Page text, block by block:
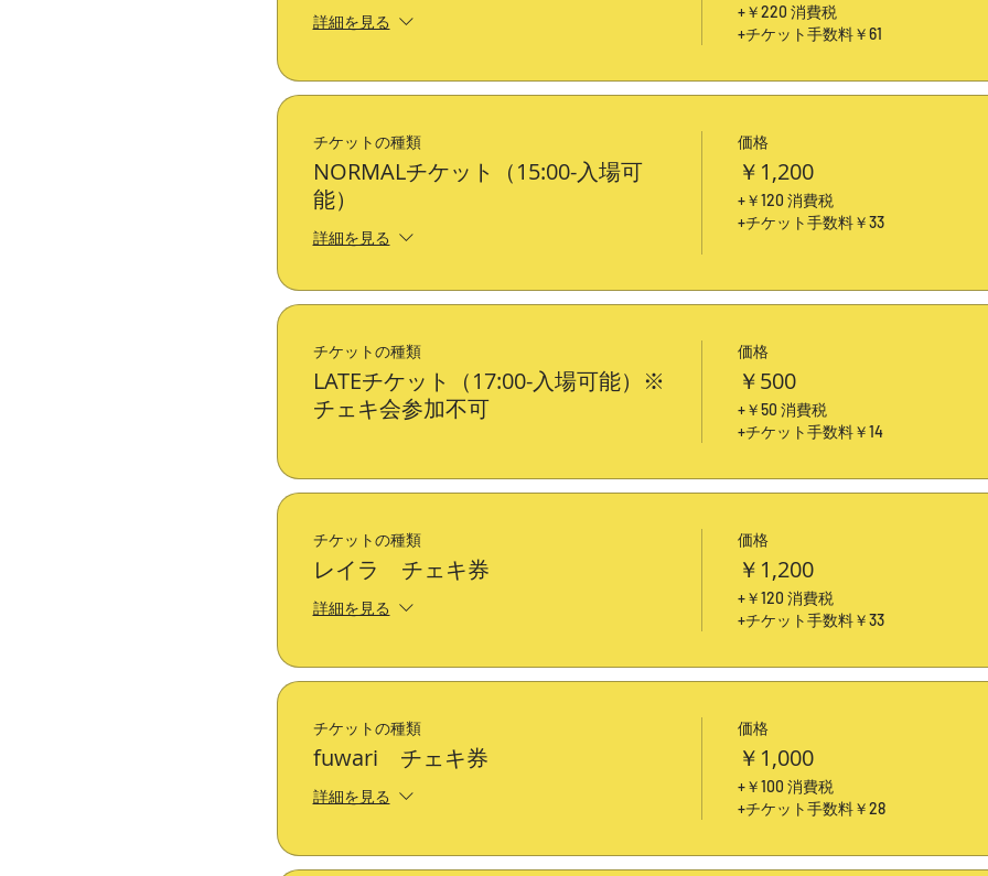
詳細を見る
+￥220 消費税
+チケット手数料￥61
チケットの種類
NORMALチケット（15:00-入場可
能）
詳細を見る
価格
￥1,200
+￥120 消費税
+チケット手数料￥33
チケットの種類
LATEチケット（17:00-入場可能）※
チェキ会参加不可
価格
￥500
+￥50 消費税
+チケット手数料￥14
チケットの種類
レイラ チェキ券
詳細を見る
価格
￥1,200
+￥120 消費税
+チケット手数料￥33
チケットの種類
fuwari チェキ券
詳細を見る
価格
￥1,000
+￥100 消費税
+チケット手数料￥28